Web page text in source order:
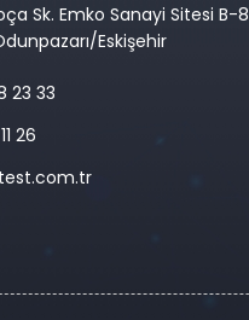
Sk. Emko Sanayi Sitesi B-8
Eskişehir
23 33
26